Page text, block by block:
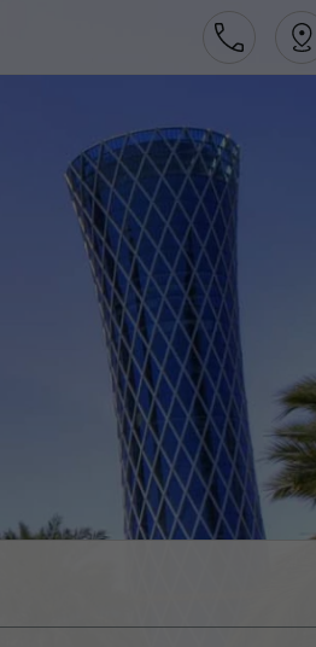
Área de Cliente
Agências
Contactos
Apoio ao cliente em Portugal
218 925 471
Apoio ao cliente no Estrangeiro